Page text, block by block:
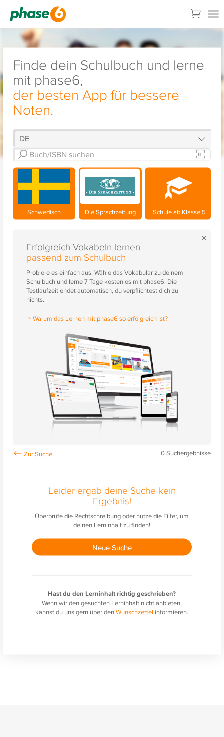
Finde dein Schulbuch und lerne
mit phase6,
der besten App für bessere
Noten.
Schwedisch Die Sprachzeitung Schule ab Klasse 5
×
Erfolgreich Vokabeln lernen
passend zum Schulbuch
Probiere es einfach aus. Wähle das Vokabular zu deinem
Schulbuch und lerne 7 Tage kostenlos mit phase6. Die
Testlaufzeit endet automatisch, du verpflichtest dich zu
nichts.
Warum das Lernen mit phase6 so erfolgreich ist?
0Suchergebnisse
Leider ergab deine Suche kein
Ergebnis!
Überprüfe die Rechtschreibung oder nutze die Filter, um
deinen Lerninhalt zu finden!
Neue Suche
Hast du den Lerninhalt richtig geschrieben?
Wenn wir den gesuchten Lerninhalt nicht anbieten,
kannst du uns gern über denWunschzettel informieren.